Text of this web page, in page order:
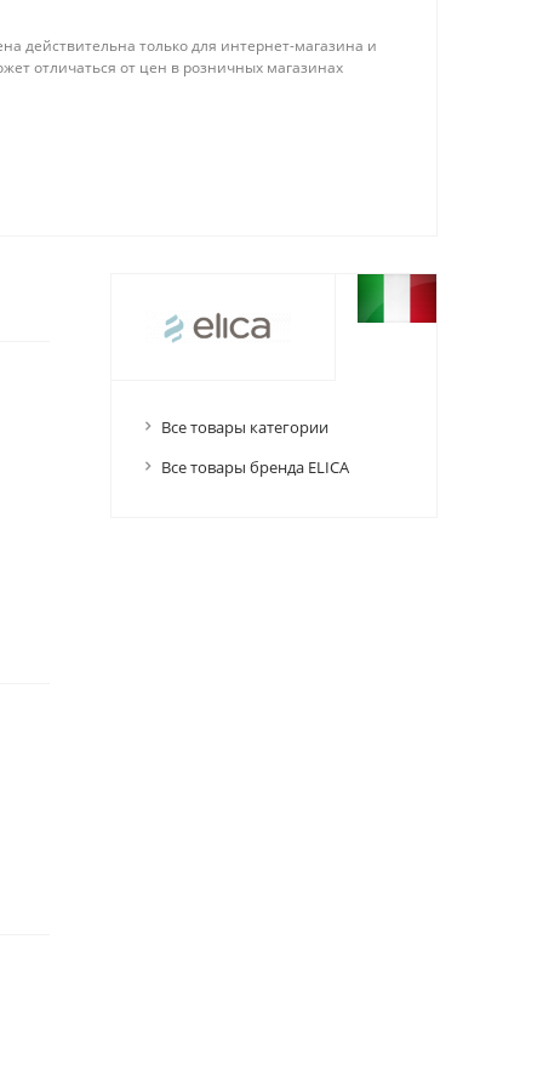
действительна только для интернет-магазина и
отличаться от цен в розничных магазинах
Все товары категории
Все товары бренда ELICA